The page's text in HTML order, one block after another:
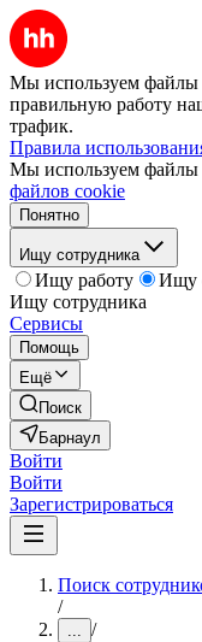
Мы используем файлы
правильную работу
трафик.
Правила
Мы используем файлы
файлов cookie
Понятно
Ищу сотрудника
Ищу работу
Ищу
Ищу сотрудника
Сервисы
Помощь
Ещё
Поиск
Барнаул
Войти
Войти
Зарегистрироваться
Поиск
/
... /